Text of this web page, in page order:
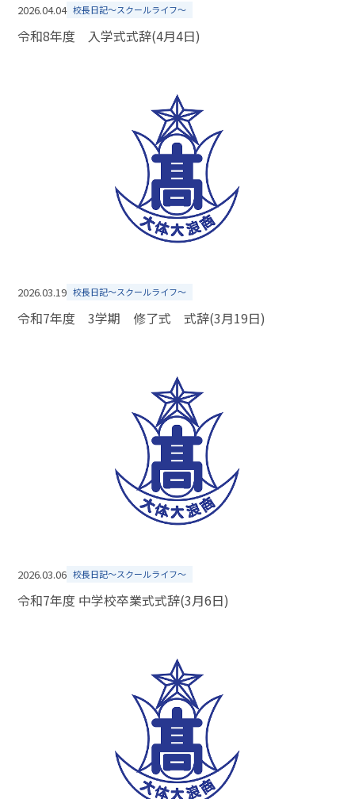
2026.04.04 校長日記～スクールライフ～
令和8年度 入学式式辞(4月4日)
2026.03.19 校長日記～スクールライフ～
令和7年度 3学期 修了式 式辞(3月19日)
2026.03.06 校長日記～スクールライフ～
令和7年度 中学校卒業式式辞(3月6日)